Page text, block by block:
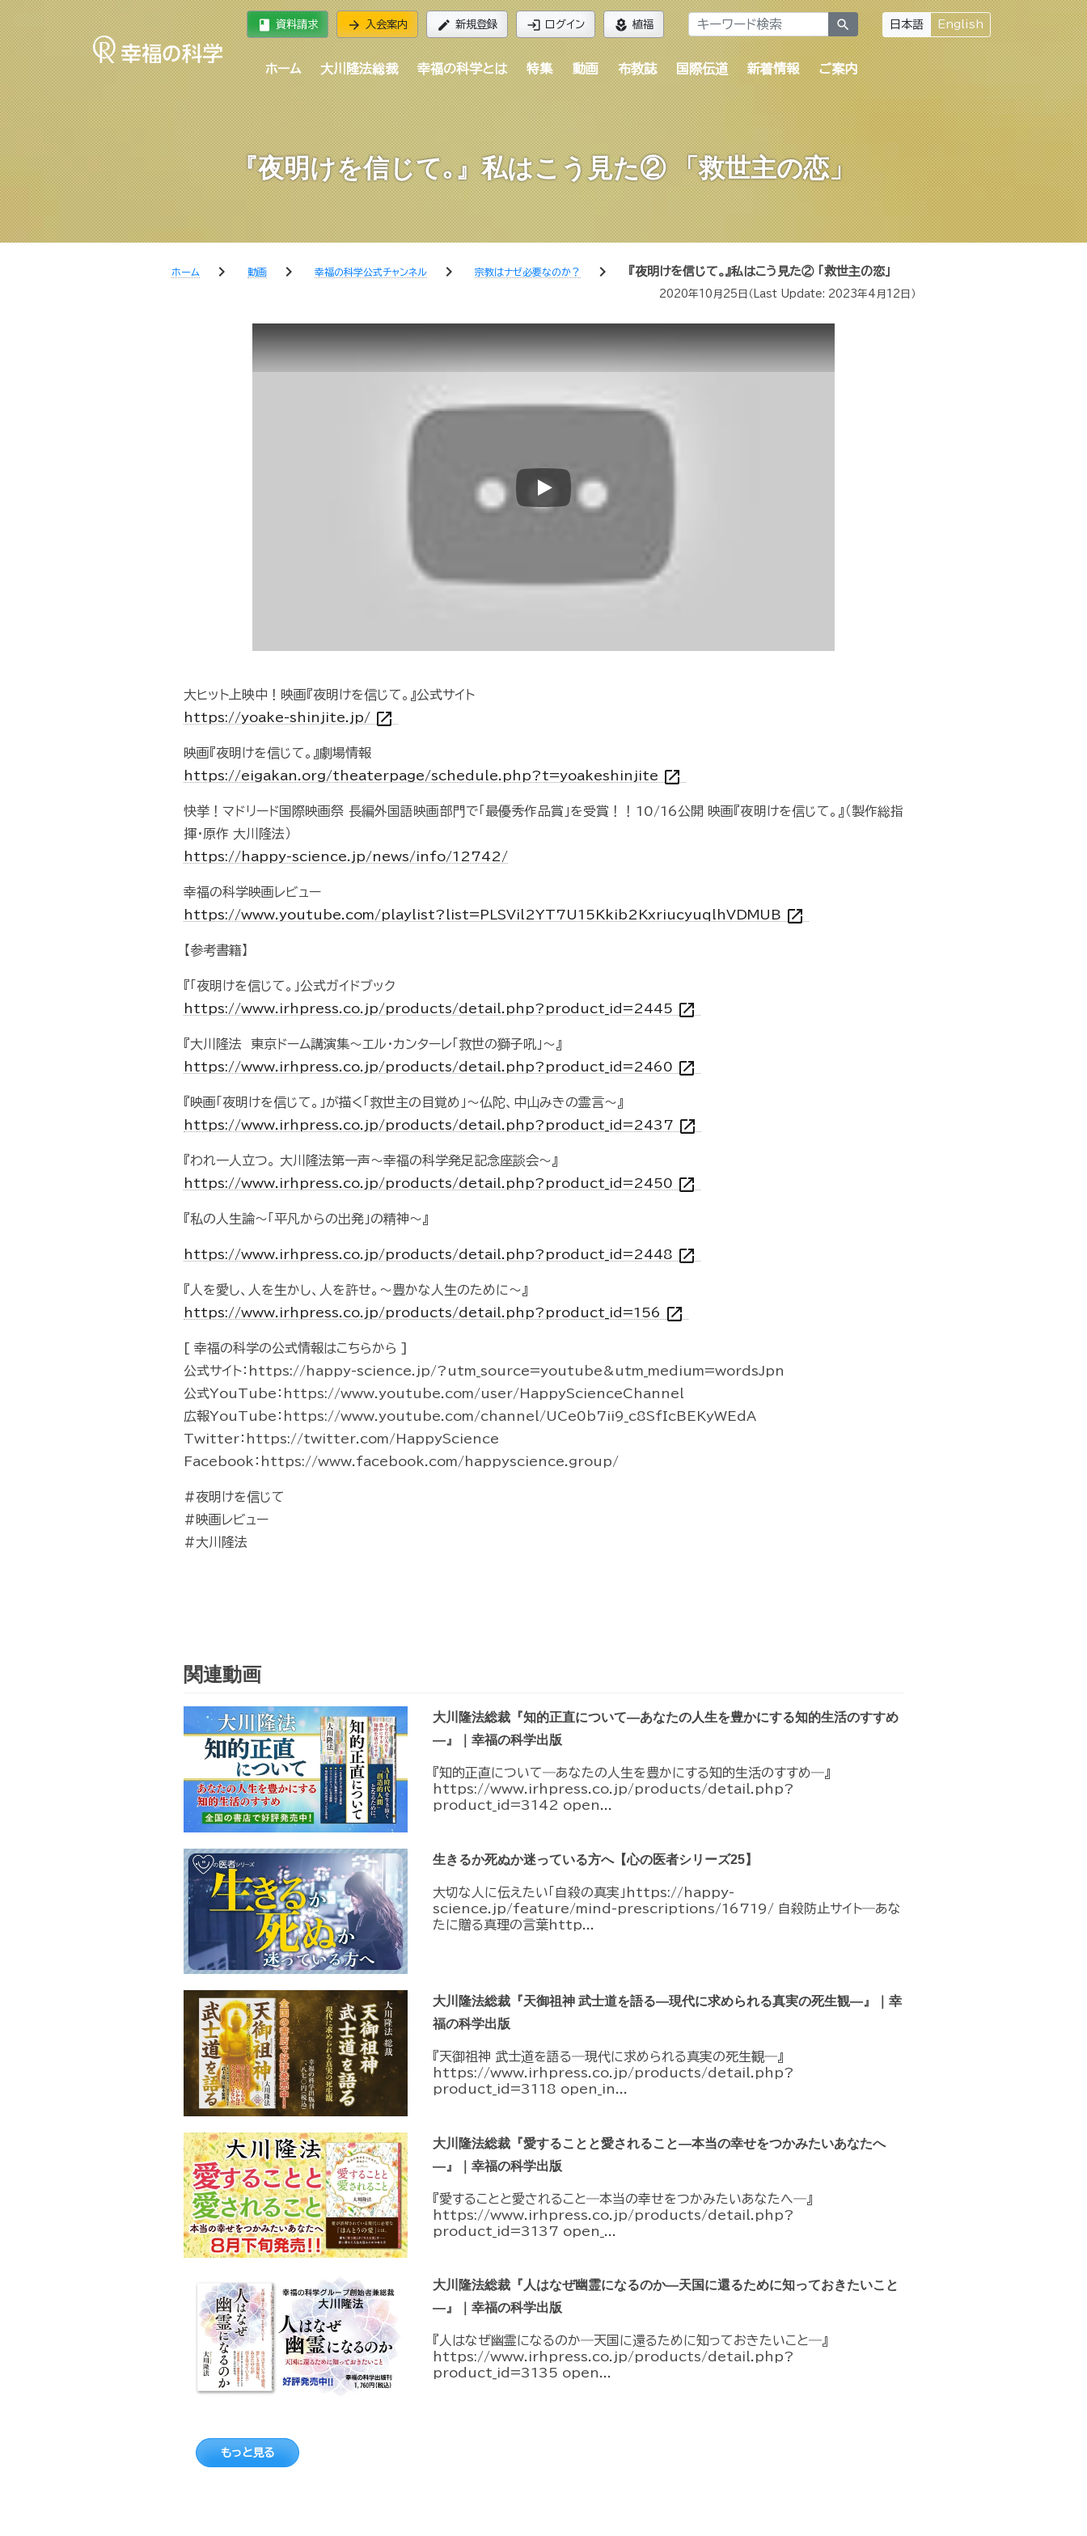
book 資料請求 arrow_forward 入会案内 edit 新規登録 login ログイン local_florist 植福 search 日本語 English
ホーム 大川隆法総裁 幸福の科学とは 特集 動画 布教誌 国際伝道 新着情報 ご案内
『夜明けを信じて｡』私はこう見た② 「救世主の恋」
ホーム chevron_right 動画 chevron_right 幸福の科学公式チャンネル chevron_right 宗教はナゼ必要なのか？ chevron_right 『夜明けを信じて｡』私はこう見た② 「救世主の恋」
2020年10月25日 （Last Update: 2023年4月12日 ）
Play
大ヒット上映中！映画『夜明けを信じて。』公式サイト
https://yoake-shinjite.jp/ open_in_new
映画『夜明けを信じて。』劇場情報
https://eigakan.org/theaterpage/schedule.php?t=yoakeshinjite open_in_new
快挙！マドリード国際映画祭 長編外国語映画部門で「最優秀作品賞」を受賞！！10/16公開 映画『夜明けを信じて。』（製作総指
揮・原作 大川隆法）
https://happy-science.jp/news/info/12742/
幸福の科学映画レビュー
https://www.youtube.com/playlist?list=PLSVil2YT7U15Kkib2KxriucyuqlhVDMUB open_in_new
【参考書籍】
『「夜明けを信じて。」公式ガイドブック
https://www.irhpress.co.jp/products/detail.php?product_id=2445 open_in_new
『大川隆法 東京ドーム講演集～エル・カンターレ「救世の獅子吼」～』
https://www.irhpress.co.jp/products/detail.php?product_id=2460 open_in_new
『映画「夜明けを信じて。」が描く「救世主の目覚め」～仏陀、中山みきの霊言～』
https://www.irhpress.co.jp/products/detail.php?product_id=2437 open_in_new
『われ一人立つ。 大川隆法第一声～幸福の科学発足記念座談会～』
https://www.irhpress.co.jp/products/detail.php?product_id=2450 open_in_new
『私の人生論～「平凡からの出発」の精神～』
https://www.irhpress.co.jp/products/detail.php?product_id=2448 open_in_new
『人を愛し、人を生かし、人を許せ。～豊かな人生のために～』
https://www.irhpress.co.jp/products/detail.php?product_id=156
open_in_new
[ 幸福の科学の公式情報はこちらから ]
公式サイト：https://happy-science.jp/?utm_source=youtube&utm_medium=wordsJpn
公式YouTube：https://www.youtube.com/user/HappyScienceChannel
広報YouTube：https://www.youtube.com/channel/UCe0b7ii9_c8SfIcBEKyWEdA
Twitter：https://twitter.com/HappyScience
Facebook：https://www.facebook.com/happyscience.group/
#夜明けを信じて
#映画レビュー
#大川隆法
関連動画
大川隆法総裁『知的正直について―あなたの人生を豊かにする知的生活のすすめ
―』｜幸福の科学出版
『知的正直について―あなたの人生を豊かにする知的生活のすすめ―』
https://www.irhpress.co.jp/products/detail.php?
product_id=3142 open...
生きるか死ぬか迷っている方へ【心の医者シリーズ25】
大切な人に伝えたい「自殺の真実」https://happy-
science.jp/feature/mind-prescriptions/16719/ 自殺防止サイト―あな
たに贈る真理の言葉http...
大川隆法総裁『天御祖神 武士道を語る―現代に求められる真実の死生観―』｜幸
福の科学出版
『天御祖神 武士道を語る―現代に求められる真実の死生観―』
https://www.irhpress.co.jp/products/detail.php?
product_id=3118 open_in...
大川隆法総裁『愛することと愛されること―本当の幸せをつかみたいあなたへ
―』｜幸福の科学出版
『愛することと愛されること―本当の幸せをつかみたいあなたへ―』
https://www.irhpress.co.jp/products/detail.php?
product_id=3137 open_...
大川隆法総裁『人はなぜ幽霊になるのか―天国に還るために知っておきたいこと
―』｜幸福の科学出版
『人はなぜ幽霊になるのか―天国に還るために知っておきたいこと―』
https://www.irhpress.co.jp/products/detail.php?
product_id=3135 open...
もっと見る